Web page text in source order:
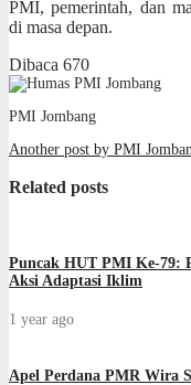
PMI, pemerintah, dan
di masa depan.
Dibaca 670
PMI Jombang
Another post by PMI
Related posts
Puncak HUT PMI Ke-79:
Aksi Adaptasi Iklim
1 year ago
Apel Perdana PMR Wira